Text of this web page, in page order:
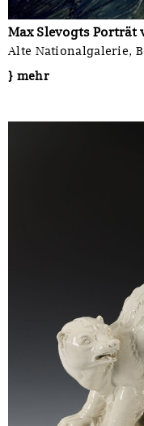
Max Slevogts Porträt
Alte Nationalgalerie,
} mehr